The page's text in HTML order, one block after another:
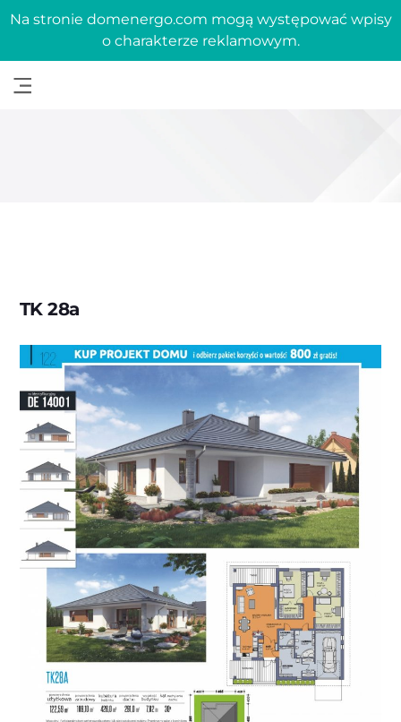
Na stronie domenergo.com mogą występować wpisy
o charakterze reklamowym.
TK 28a